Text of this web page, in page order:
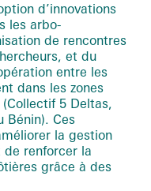
d’innovations
les arbo-
de rencontres
et du
entre les
dans les zones
(Collectif 5 Deltas,
Bénin). Ces
la gestion
renforcer la
grâce à des